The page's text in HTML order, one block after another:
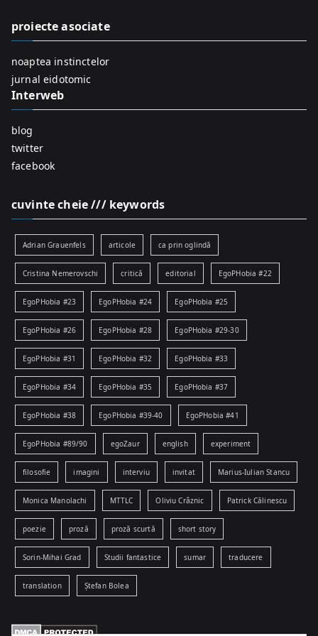
o
proiecte asociate
noaptea instinctelor
jurnal eidotomic
Interweb
blog
twitter
facebook
cuvinte cheie /// keywords
Adrian Grauenfels articole ca prin oglindă
Cristina Nemerovschi critică editorial EgoPHobia #22
EgoPHobia #23 EgoPHobia #24 EgoPHobia #25
EgoPHobia #26 EgoPHobia #28 EgoPHobia #29-30
EgoPHobia #31 EgoPHobia #32 EgoPHobia #33
EgoPHobia #34 EgoPHobia #35 EgoPHobia #37
EgoPHobia #38 EgoPHobia #39-40 EgoPHobia #41
EgoPHobia #89/90 egoZaur english experiment
filosofie imagini interviu invitat Marius-Iulian Stancu
Monica Manolachi MTTLC Oliviu Crâznic Patrick Călinescu
poezie proză proză scurtă short story
Sorin-Mihai Grad Studii fantastice sumar traducere
translation Ștefan Bolea